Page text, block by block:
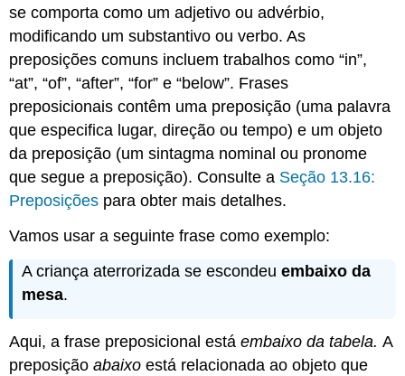
se comporta como um adjetivo ou advérbio,
modificando um substantivo ou verbo. As
preposições comuns incluem trabalhos como “in”,
“at”, “of”, “after”, “for” e “below”. Frases
preposicionais contêm uma preposição (uma palavra
que especifica lugar, direção ou tempo) e um objeto
da preposição (um sintagma nominal ou pronome
que segue a preposição). Consulte a Seção 13.16:
Preposições para obter mais detalhes.
Vamos usar a seguinte frase como exemplo:
A criança aterrorizada se escondeuembaixo da
mesa.
Aqui, a frase preposicional estáembaixo da tabela.A
preposiçãoabaixo está relacionada ao objeto que